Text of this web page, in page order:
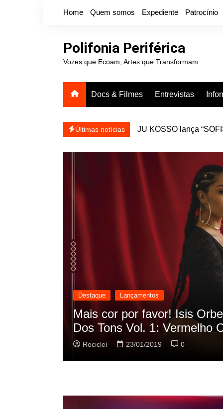
Home Quem somos Expediente Patrocínio
Polifonia Periférica
Vozes que Ecoam, Artes que Transformam
Docs & Filmes Entrevistas
Últimas notícias
JU KOSSO lança
Projota relança a
Destaque Lançamentos
Rashid vai buscar nos HQs
sua nova música
Rociclei 22/01/2019 0